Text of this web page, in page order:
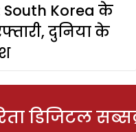
Korea के
दुनिया के
डिजिटल